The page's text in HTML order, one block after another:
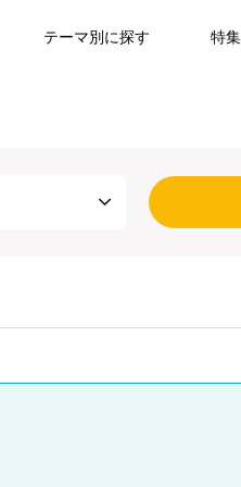
テーマ別に探す 特集